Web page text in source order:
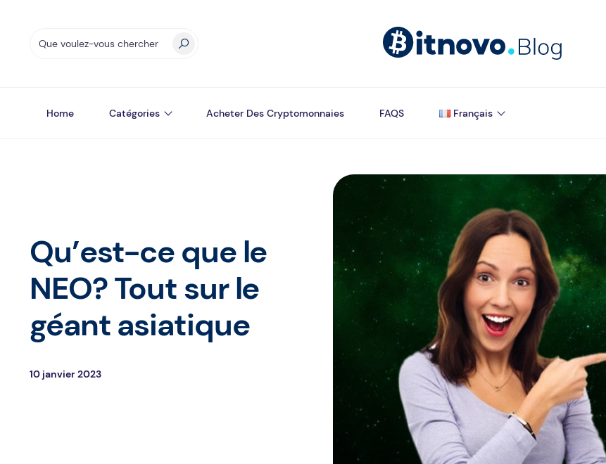
Home Catégories Acheter Des Cryptomonnaies FAQS Français
Qu’est-ce que le
NEO? Tout sur le
géant asiatique
10 janvier 2023